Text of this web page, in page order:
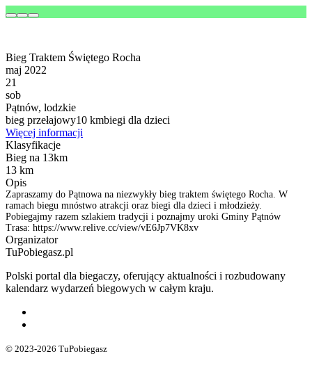
Bieg Traktem Świętego Rocha
maj 2022
21
sob
Pątnów, lodzkie
bieg przełajowy10 kmbiegi dla dzieci
Więcej informacji
Klasyfikacje
Bieg na 13km
13 km
Opis
Zapraszamy do Pątnowa na niezwykły bieg traktem świętego Rocha. W
ramach biegu mnóstwo atrakcji oraz biegi dla dzieci i młodzieży.
Pobiegajmy razem szlakiem tradycji i poznajmy uroki Gminy Pątnów
Trasa: https://www.relive.cc/view/vE6Jp7VK8xv
Organizator
TuPobiegasz.pl
Polski portal dla biegaczy, oferujący aktualności i rozbudowany
kalendarz wydarzeń biegowych w całym kraju.
© 2023-2026 TuPobiegasz